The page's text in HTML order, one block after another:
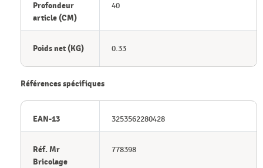
Profondeur
article (CM)
40
Poids net (KG) 0.33
Références spécifiques
EAN-13 3253562280428
Réf. Mr
Bricolage
778398